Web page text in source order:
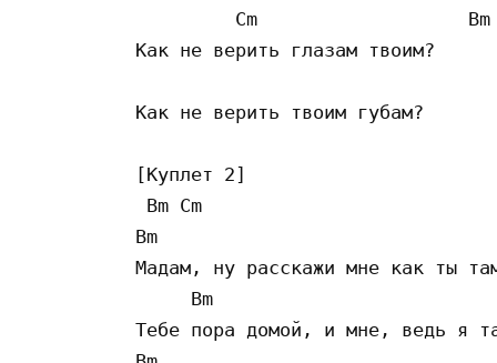
         Cm                   Bm
Как не верить глазам твоим?
Как не верить твоим губам?
[Куплет 2]
Bm Cm
Bm
Мадам, ну расскажи мне как ты
Bm
Тебе пора домой, и мне, ведь я